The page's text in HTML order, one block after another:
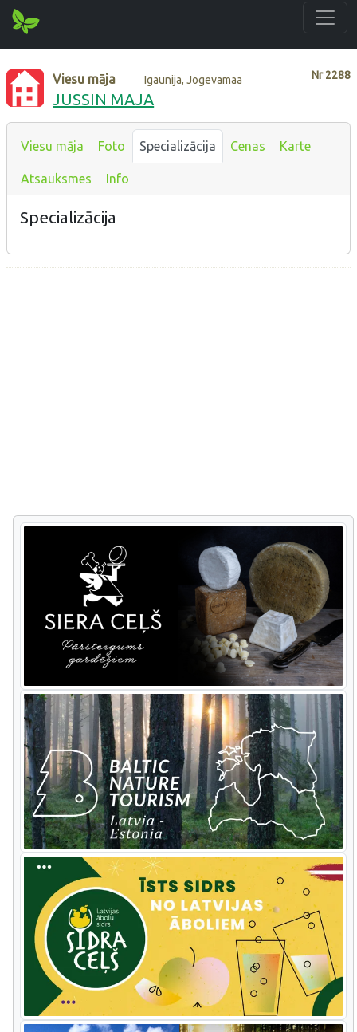
Nr2288
Viesu māja Igaunija, Jogevamaa
JUSSIN MAJA
Viesu māja Foto Specializācija Cenas Karte
Atsauksmes Info
Specializācija